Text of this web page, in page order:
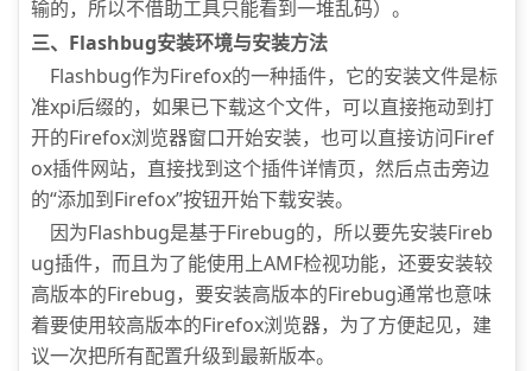
输的，所以不借助工具只能看到一堆乱码）。
三、Flashbug安装环境与安装方法
Flashbug作为Firefox的一种插件，它的安装文件是标
准xpi后缀的，如果已下载这个文件，可以直接拖动到打
开的Firefox浏览器窗口开始安装，也可以直接访问Firef
ox插件网站，直接找到这个插件详情页，然后点击旁边
的“添加到Firefox”按钮开始下载安装。
因为Flashbug是基于Firebug的，所以要先安装Fireb
ug插件，而且为了能使用上AMF检视功能，还要安装较
高版本的Firebug，要安装高版本的Firebug通常也意味
着要使用较高版本的Firefox浏览器，为了方便起见，建
议一次把所有配置升级到最新版本。